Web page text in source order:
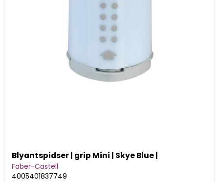
Blyantspidser | grip Mini | Skye Blue |
Faber-Castell
4005401837749